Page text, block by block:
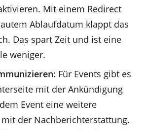
Mit einem Redirect
Ablaufdatum klappt das
Das spart Zeit und ist eine
weniger.
Für Events gibt es
mit der Ankündigung
Event eine weitere
der Nachberichterstattung.